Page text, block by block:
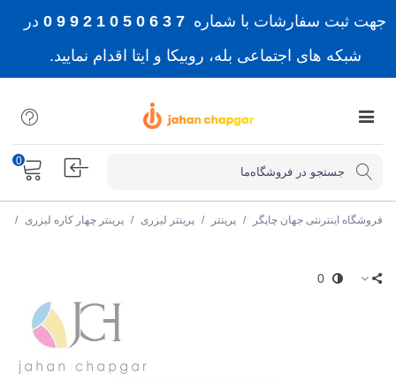
جهت ثبت سفارشات با شماره 7 3 6 0 5 0 1 2 9 9 0
در
شبکه های اجتماعی بله، روبیکا و ایتا اقدام نمایید.
0
فروشگاه اینترنتی جهان چاپگر / پرینتر / پرینتر لیزری / پرینتر چهار کاره لیزری /
0